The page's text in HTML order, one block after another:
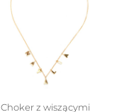
Choker z wiszącymi